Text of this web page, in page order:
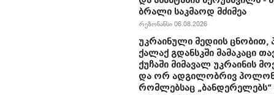
ბრალი საკმაოდ მძიმეა
რეზონანსი 06.08.2026
უკრაინული მედიის
ქალაქ გდანსკში მამაკაცი
ქუჩაში მიმავალ უკრაინის
და ორ ადგილობრივ
რომლებსაც